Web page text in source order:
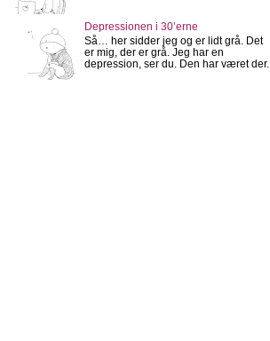
Depressionen i 30’erne
Så… her sidder jeg og er lidt grå. Det
er mig, der er grå. Jeg har en
depression, ser du. Den har været der...